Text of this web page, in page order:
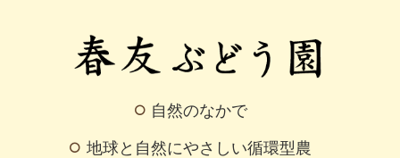
自然のなかで
地球と自然にやさしい循環型農